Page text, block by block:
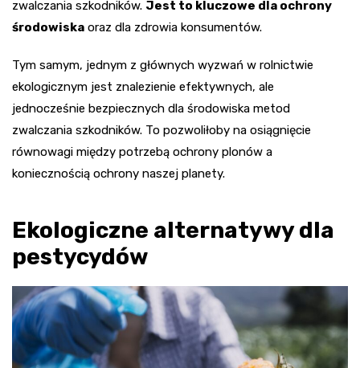
zwalczania szkodników. Jest to kluczowe dla ochrony
środowiska oraz dla zdrowia konsumentów.
Tym samym, jednym z głównych wyzwań w rolnictwie
ekologicznym jest znalezienie efektywnych, ale
jednocześnie bezpiecznych dla środowiska metod
zwalczania szkodników. To pozwoliłoby na osiągnięcie
równowagi między potrzebą ochrony plonów a
koniecznością ochrony naszej planety.
Ekologiczne alternatywy dla
pestycydów